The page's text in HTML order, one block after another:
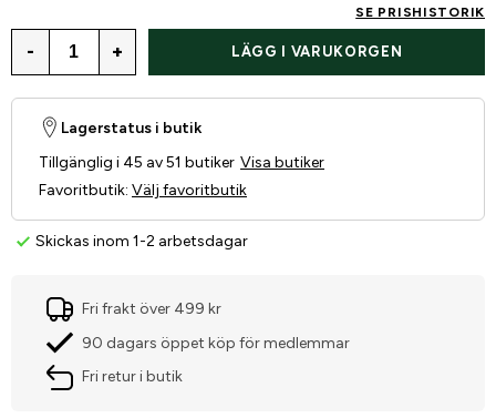
SE PRISHISTORIK
- + LÄGG I VARUKORGEN
Skickas inom 1-2 arbetsdagar
Lagerstatus i butik
Tillgänglig i 45 av 51 butiker Visa butiker
Favoritbutik: Välj favoritbutik
Fri frakt över 499 kr
90 dagars öppet köp för medlemmar
Fri retur i butik